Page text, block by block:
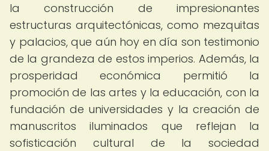
la construcción de impresionantes
estructuras arquitectónicas, como mezquitas
y palacios, que aún hoy en día son testimonio
de la grandeza de estos imperios. Además, la
prosperidad económica permitió la
promoción de las artes y la educación, con la
fundación de universidades y la creación de
manuscritos iluminados que reflejan la
sofisticación cultural de la sociedad